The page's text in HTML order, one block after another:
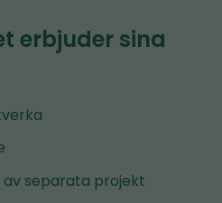
erbjuder sina
separata projekt